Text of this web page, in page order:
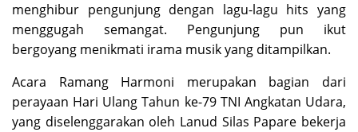
menghibur pengunjung dengan lagu-lagu hits yang
menggugah semangat. Pengunjung pun ikut
bergoyang menikmati irama musik yang ditampilkan.
Acara Ramang Harmoni merupakan bagian dari
perayaan Hari Ulang Tahun ke-79 TNI Angkatan Udara,
yang diselenggarakan oleh Lanud Silas Papare bekerja